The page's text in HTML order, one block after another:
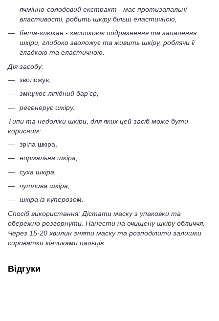
ячмінно-солодовий екстракт - має протизапальні
властивості, робить шкіру більш еластичною,
бета-глюкан - заспокоює подразнення та запалення
шкіри, глибоко зволожує та живить шкіру, роблячи її
гладкою та еластичною.
Дія засобу:
зволожує,
зміцнює ліпідний бар'єр,
регенерує шкіру.
Типи та недоліки шкіри, для яких цей засіб може бути
корисним:
зріла шкіра,
нормальна шкіра,
суха шкіра,
чутлива шкіра,
шкіра із куперозом.
Спосіб використання: Дістати маску з упаковки та
обережно розгорнути. Нанести на очищену шкіру обличчя.
Через 15-20 хвилин зняти маску та розподілити залишки
сироватки кінчиками пальців.
Відгуки